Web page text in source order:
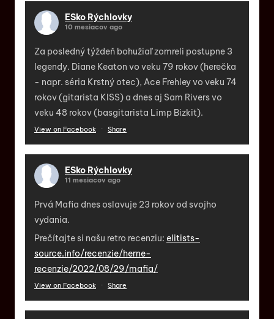
ESko Rýchlovky
10 mesiacov ago
Za posledný týždeň bohužiaľ zomreli postupne 3
legendy. Diane Keaton vo veku 79 rokov (herečka
- napr. séria Krstný otec), Ace Frehley vo veku 74
rokov (gitarista KISS) a dnes aj Sam Rivers vo
veku 48 rokov (basgitarista Limp Bizkit).
View on Facebook · Share
ESko Rýchlovky
11 mesiacov ago
Prvá Mafia dnes oslavuje 23 rokov od svojho
vydania.
Prečítajte si našu retro recenziu: elitists-
source.info/recenzie/herne-
recenzie/2022/08/29/mafia/
View on Facebook · Share